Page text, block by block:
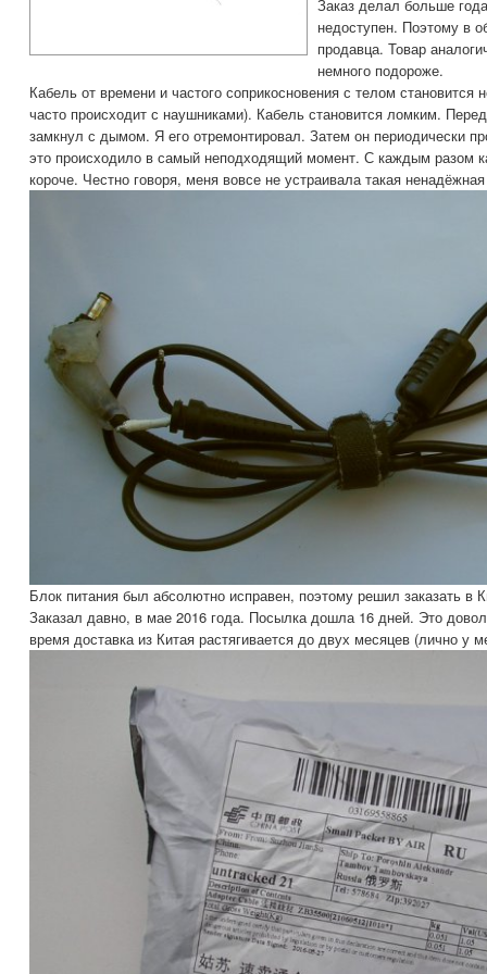
Заказ делал больше
недоступен. Поэтому в
продавца. Товар
немного подороже.
Кабель от времени и частого соприкосновения с телом становится
часто происходит с наушниками). Кабель становится ломким.
замкнул с дымом. Я его отремонтировал. Затем он периодически
это происходило в самый неподходящий момент. С каждым разом
короче. Честно говоря, меня вовсе не устраивала такая
Блок питания был абсолютно исправен, поэтому решил заказать в
Заказал давно, в мае 2016 года. Посылка дошла 16 дней. Это
время доставка из Китая растягивается до двух месяцев (лично у